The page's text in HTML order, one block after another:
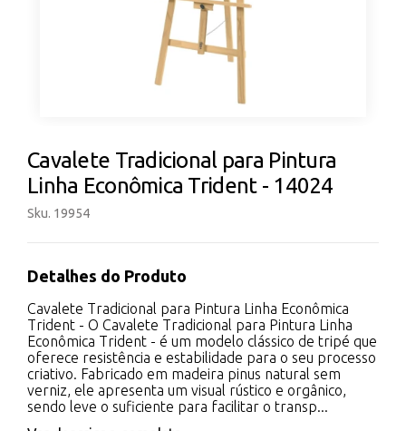
Cavalete Tradicional para Pintura
Linha Econômica Trident - 14024
Sku. 19954
Detalhes do Produto
Cavalete Tradicional para Pintura Linha Econômica
Trident - O Cavalete Tradicional para Pintura Linha
Econômica Trident - é um modelo clássico de tripé que
oferece resistência e estabilidade para o seu processo
criativo. Fabricado em madeira pinus natural sem
verniz, ele apresenta um visual rústico e orgânico,
sendo leve o suficiente para facilitar o transp...